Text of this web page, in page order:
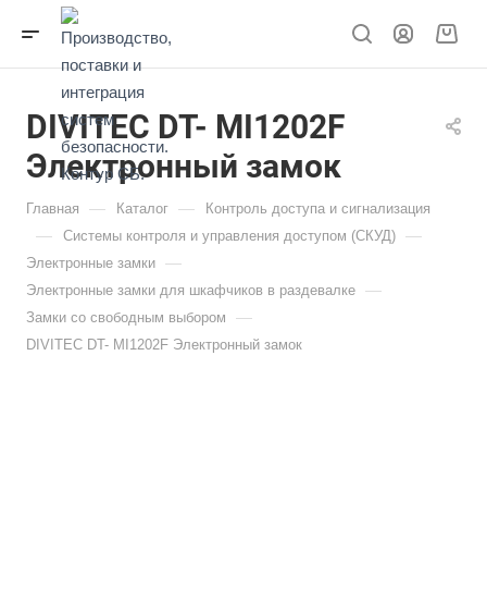
DIVITEC DT- MI1202F
Электронный замок
Главная — Каталог — Контроль доступа и сигнализация
— Системы контроля и управления доступом (СКУД) —
Электронные замки —
Электронные замки для шкафчиков в раздевалке —
Замки со свободным выбором —
DIVITEC DT- MI1202F Электронный замок